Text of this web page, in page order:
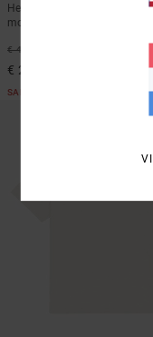
Heren Bruin T-shirt met
mouwen
€ 40,00
€ 24,00
SALE